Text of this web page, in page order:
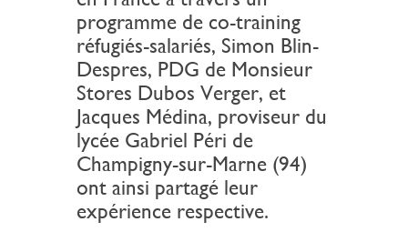
programme de co-training
réfugiés-salariés, Simon Blin-
Despres, PDG de Monsieur
Stores Dubos Verger, et
Jacques Médina, proviseur du
lycée Gabriel Péri de
Champigny-sur-Marne (94)
ont ainsi partagé leur
expérience respective.